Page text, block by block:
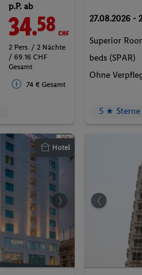
p.P. ab
34.58CHF
2 Pers. / 2 Nächte
/ 69.16 CHF
Gesamt
74 € Gesamt
27.08.2026 -
Superior
beds (SPAR)
Ohne
5 ★ Sterne
Hotel